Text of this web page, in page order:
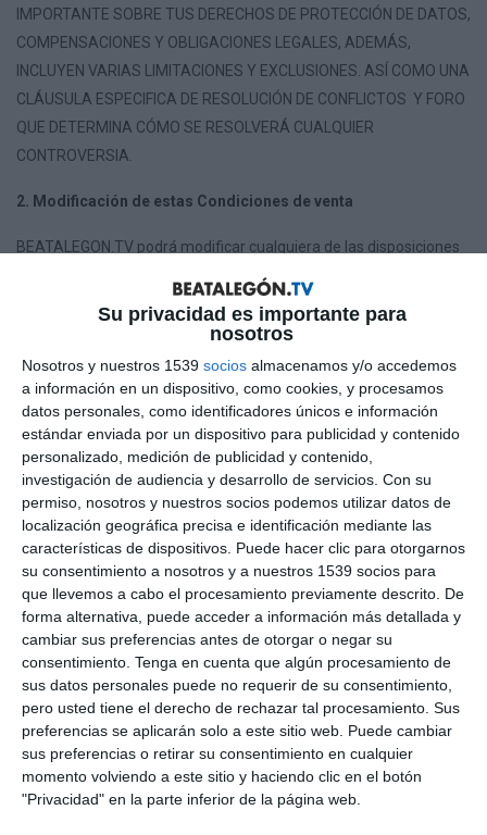
Su privacidad es importante para
nosotros
Nosotros y nuestros 1539 socios almacenamos y/o accedemos
a información en un dispositivo, como cookies, y procesamos
datos personales, como identificadores únicos e información
estándar enviada por un dispositivo para publicidad y contenido
personalizado, medición de publicidad y contenido,
investigación de audiencia y desarrollo de servicios. Con su
permiso, nosotros y nuestros socios podemos utilizar datos de
localización geográfica precisa e identificación mediante las
características de dispositivos. Puede hacer clic para otorgarnos
su consentimiento a nosotros y a nuestros 1539 socios para
que llevemos a cabo el procesamiento previamente descrito. De
forma alternativa, puede acceder a información más detallada y
cambiar sus preferencias antes de otorgar o negar su
consentimiento. Tenga en cuenta que algún procesamiento de
sus datos personales puede no requerir de su consentimiento,
pero usted tiene el derecho de rechazar tal procesamiento. Sus
preferencias se aplicarán solo a este sitio web. Puede cambiar
sus preferencias o retirar su consentimiento en cualquier
momento volviendo a este sitio y haciendo clic en el botón
"Privacidad" en la parte inferior de la página web.
IMPORTANTE SOBRE TUS DERECHOS DE PROTECCIÓN DE DATOS,
COMPENSACIONES Y OBLIGACIONES LEGALES, ADEMÁS,
INCLUYEN VARIAS LIMITACIONES Y EXCLUSIONES. ASÍ COMO UNA
CLÁUSULA ESPECIFICA DE RESOLUCIÓN DE CONFLICTOS Y FORO
QUE DETERMINA CÓMO SE RESOLVERÁ CUALQUIER
CONTROVERSIA.
2. Modificación de estas Condiciones de venta
BEATALEGON.TV podrá modificar cualquiera de las disposiciones
de estas Condiciones de venta mediante la publicación de los
términos actualizados y la actualización de la fecha de “Última
actualización” anterior. Consulta periódicamente estas
Condiciones de venta para conocer esos cambios. Cualquier
término que se modifique afectará a las compras realizadas tras
la publicación de esa modificación en los Servicios de
BEATALEGON.TV (como se definen a continuación).
Por ello, debes revisar estas Condiciones de venta antes de cada
compra para comprender qué términos se aplican a cada
transición. Si no aceptas estas Condiciones de venta, no realices
ninguna compra en los Servicios de BEATALEGON.TV.
En el caso de los residentes en la Unión Europea, el Espacio
Económico Europeo, el Reino Unido o Suiza que actúen como
consumidores (es decir, con un fin que pueda considerarse ajeno a
su actividad comercial, artesanal o profesional) (“Consumidor”),
en relación con los Servicios de Suscripción recurrentes activos,
BEATALEGON.TV proporcionará un aviso previo razonable de los
cambios en estas Condiciones de venta. En la medida en que lo